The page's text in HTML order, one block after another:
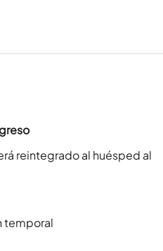
reintegrado al huésped al
temporal